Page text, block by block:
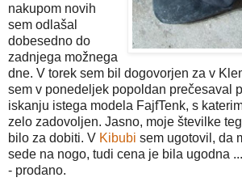
nakupom novih
sem odlašal
dobesedno do
zadnjega možnega
dne. V torek sem bil dogovorjen za v
sem v ponedeljek popoldan prečesaval
iskanju istega modela FajfTenk, s
zelo zadovoljen. Jasno, moje številke
bilo za dobiti. V Kibubi sem ugotovil, da
sede na nogo, tudi cena je bila ugodna
- prodano.